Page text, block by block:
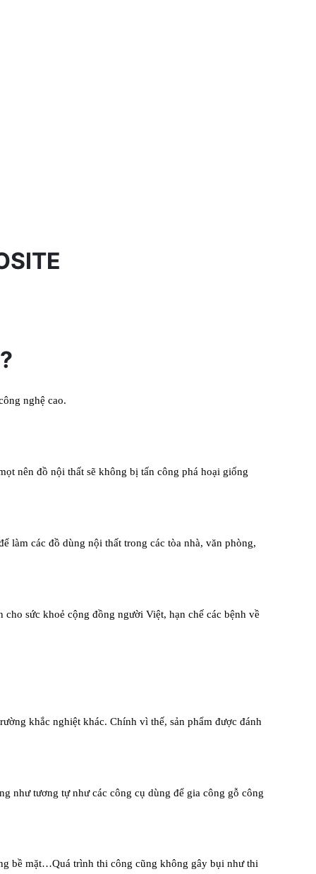
nghệ cao.
nên đồ nội thất sẽ không bị tấn công phá hoại giống
làm các đồ dùng nội thất trong các tòa nhà, văn phòng,
sức khoẻ cộng đồng người Việt, hạn chế các bệnh về
khắc nghiệt khác. Chính vì thế, sản phẩm được đánh
như tương tự như các công cụ dùng để gia công gỗ công
bề mặt…Quá trình thi công cũng không gây bụi như thi